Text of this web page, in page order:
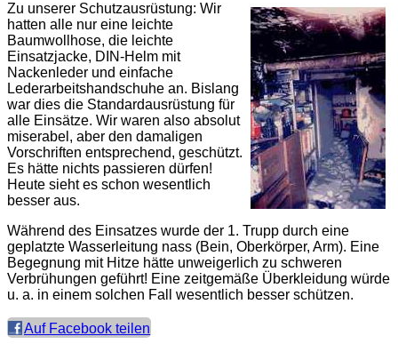
Zu unserer Schutzausrüstung: Wir
hatten alle nur eine leichte
Baumwollhose, die leichte
Einsatzjacke, DIN-Helm mit
Nackenleder und einfache
Lederarbeitshandschuhe an. Bislang
war dies die Standardausrüstung für
alle Einsätze. Wir waren also absolut
miserabel, aber den damaligen
Vorschriften entsprechend, geschützt.
Es hätte nichts passieren dürfen!
Heute sieht es schon wesentlich
besser aus.
Während des Einsatzes wurde der 1. Trupp durch eine
geplatzte Wasserleitung nass (Bein, Oberkörper, Arm). Eine
Begegnung mit Hitze hätte unweigerlich zu schweren
Verbrühungen geführt! Eine zeitgemäße Überkleidung würde
u. a. in einem solchen Fall wesentlich besser schützen.
Auf Facebook teilen